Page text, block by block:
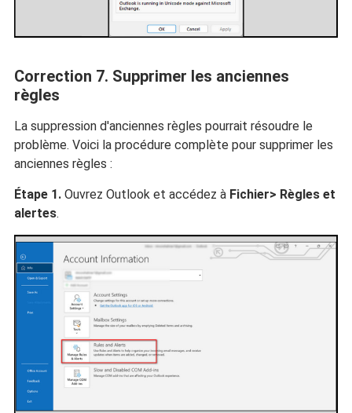
Correction 7. Supprimer les anciennes
règles
La suppression d'anciennes règles pourrait résoudre le
problème. Voici la procédure complète pour supprimer les
anciennes règles :
Étape 1. Ouvrez Outlook et accédez à Fichier> Règles et
alertes.